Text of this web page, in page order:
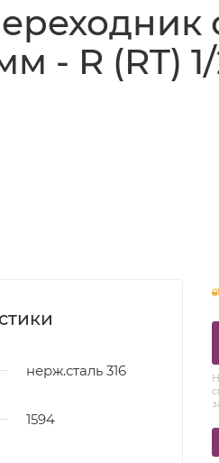
- R (RT)
нерж.сталь 316
1594